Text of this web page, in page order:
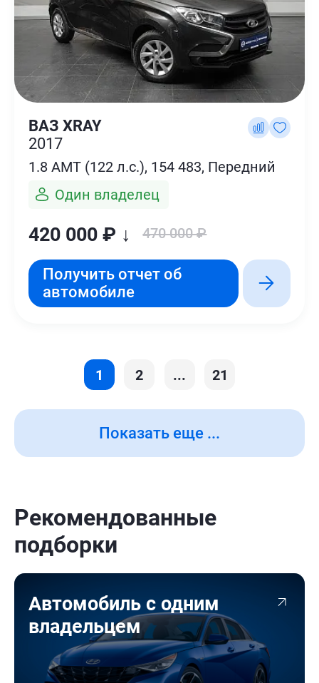
ВАЗ XRAY
2017
1.8 AMT (122 л.с.), 154 483, Передний
Один владелец
420 000 ₽ ↓ 470 000 ₽
Получить отчет об
автомобиле
Показать еще ...
1 2 ... 21
Рекомендованные
подборки
Автомобиль с одним
владельцем